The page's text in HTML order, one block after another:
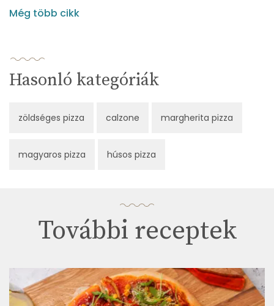
Még több cikk
Hasonló kategóriák
zöldséges pizza calzone margherita pizza
magyaros pizza húsos pizza
További receptek